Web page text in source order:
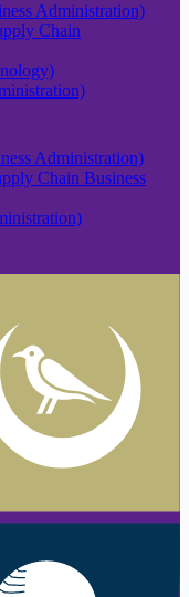
Administration)
Chain
Administration)
Chain Business